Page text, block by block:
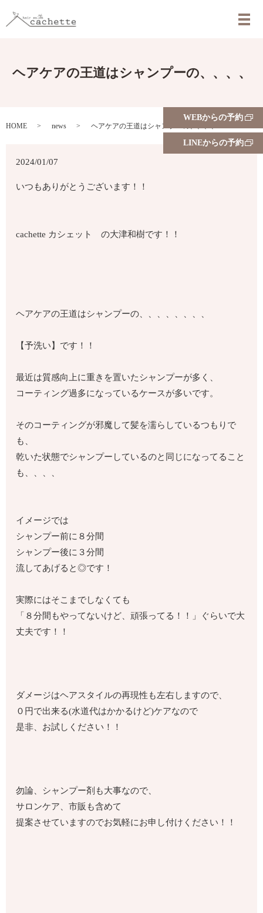
メ
WEBからの予約
LINEからの予約
ヘアケアの王道はシャンプーの、、、、
HOME news ヘアケアの王道はシャンプーの、、、、
2024/01/07
いつもありがとうございます！！
cachette カシェット の大津和樹です！！
ヘアケアの王道はシャンプーの、、、、、、、、
【予洗い】です！！
最近は質感向上に重きを置いたシャンプーが多く、
コーティング過多になっているケースが多いです。
そのコーティングが邪魔して髪を濡らしているつもりで
も、
乾いた状態でシャンプーしているのと同じになってること
も、、、、
イメージでは
シャンプー前に８分間
シャンプー後に３分間
流してあげると◎です！
実際にはそこまでしなくても
「８分間もやってないけど、頑張ってる！！」ぐらいで大
丈夫です！！
ダメージはヘアスタイルの再現性も左右しますので、
０円で出来る(水道代はかかるけど)ケアなので
是非、お試しください！！
勿論、シャンプー剤も大事なので、
サロンケア、市販も含めて
提案させていますのでお気軽にお申し付けください！！